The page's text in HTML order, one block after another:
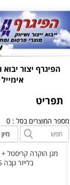
הפיגרף יצור יבוא
אימייל
תפריט
מספר המוצרים בסל : 0
מגן הוקרה קריסטל +
בלייזר גןבה 25